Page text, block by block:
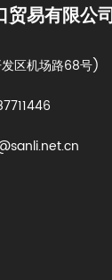
贸易有限公司
区机场路68号)